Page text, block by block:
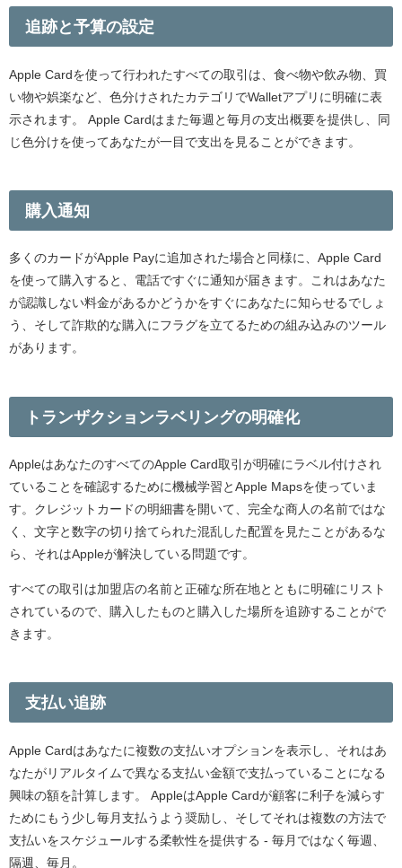
追跡と予算の設定
Apple Cardを使って行われたすべての取引は、食べ物や飲み物、買
い物や娯楽など、色分けされたカテゴリでWalletアプリに明確に表
示されます。 Apple Cardはまた毎週と毎月の支出概要を提供し、同
じ色分けを使ってあなたが一目で支出を見ることができます。
購入通知
多くのカードがApple Payに追加された場合と同様に、Apple Card
を使って購入すると、電話ですぐに通知が届きます。これはあなた
が認識しない料金があるかどうかをすぐにあなたに知らせるでしょ
う、そして詐欺的な購入にフラグを立てるための組み込みのツール
があります。
トランザクションラベリングの明確化
AppleはあなたのすべてのApple Card取引が明確にラベル付けされ
ていることを確認するために機械学習とApple Mapsを使っていま
す。クレジットカードの明細書を開いて、完全な商人の名前ではな
く、文字と数字の切り捨てられた混乱した配置を見たことがあるな
ら、それはAppleが解決している問題です。
すべての取引は加盟店の名前と正確な所在地とともに明確にリスト
されているので、購入したものと購入した場所を追跡することがで
きます。
支払い追跡
Apple Cardはあなたに複数の支払いオプションを表示し、それはあ
なたがリアルタイムで異なる支払い金額で支払っていることになる
興味の額を計算します。 AppleはApple Cardが顧客に利子を減らす
ためにもう少し毎月支払うよう奨励し、そしてそれは複数の方法で
支払いをスケジュールする柔軟性を提供する - 毎月ではなく毎週、
隔週、毎月。